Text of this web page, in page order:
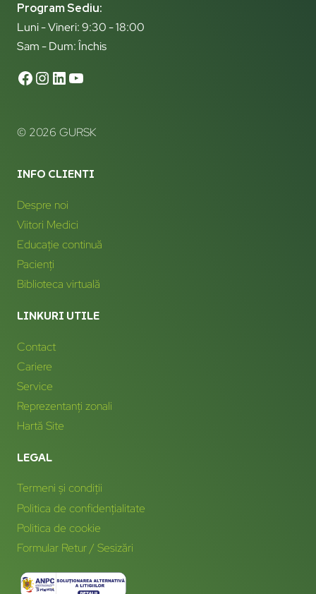
Program Sediu:
Luni - Vineri: 9:30 - 18:00
Sam - Dum: Închis
© 2026 GURSK
INFO CLIENTI
Despre noi
Viitori Medici
Educație continuă
Pacienți
Biblioteca virtuală
LINKURI UTILE
Contact
Cariere
Service
Reprezentanți zonali
Hartă Site
LEGAL
Termeni și condiții
Politica de confidențialitate
Politica de cookie
Formular Retur / Sesizări